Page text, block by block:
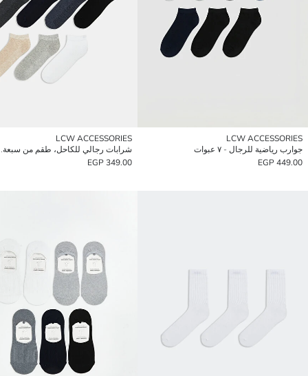
LCW ACCESSORIES
جوارب رياضية للرجال - ٧ عبوات
449.00 EGP
LCW ACCESSORIES
شرابات رجالي للكاحل، طقم من سبعة.
349.00 EGP